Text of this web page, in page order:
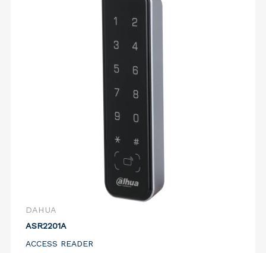
DAHUA
ASR2201A
ACCESS READER